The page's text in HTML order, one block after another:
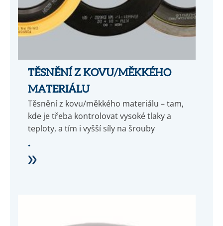
TĚSNĚNÍ Z KOVU/MĚKKÉHO
MATERIÁLU
Těsnění z kovu/měkkého materiálu – tam,
kde je třeba kontrolovat vysoké tlaky a
teploty, a tím i vyšší síly na šrouby
.